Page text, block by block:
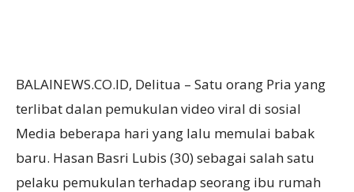
BALAINEWS.CO.ID, Delitua – Satu orang Pria yang
terlibat dalan pemukulan video viral di sosial
Media beberapa hari yang lalu memulai babak
baru. Hasan Basri Lubis (30) sebagai salah satu
pelaku pemukulan terhadap seorang ibu rumah